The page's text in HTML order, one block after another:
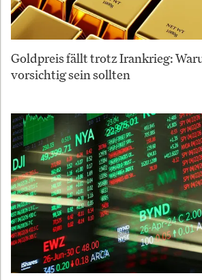
Goldpreis fällt trotz Irankrieg:
vorsichtig sein sollten